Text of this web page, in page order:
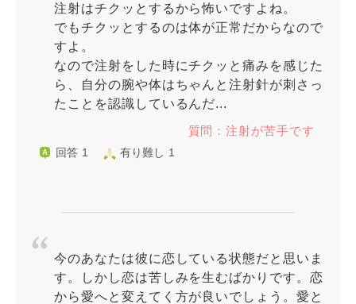
注射はチクッとするから怖いですよね。
でもチクッとするのは体が正常だからなので
すよ。
なので注射をした時にチクッと痛みを感じた
ら、自分の腕や体はちゃんと注射針が刺さっ
たことを認識しているんだ...
質問：注射が苦手です
回答 1 有り難し 1
今のあなたは彼に恋している状態だと思いま
す。しかし恋は苦しみを生むばかりです。恋
から愛へと変えてく方が良いでしょう。愛と